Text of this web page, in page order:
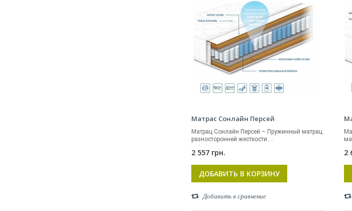
Матрас Сонлайн Персей
Матрац Сонлайн Персей – Пружинный матрац
разносторонней жесткости....
2 557 грн.
ДОБАВИТЬ В КОРЗИНУ
Добавить в сравнение
2